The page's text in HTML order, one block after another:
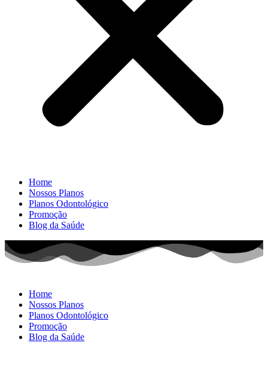
Home
Nossos Planos
Planos Odontológico
Promoção
Blog da Saúde
Home
Nossos Planos
Planos Odontológico
Promoção
Blog da Saúde